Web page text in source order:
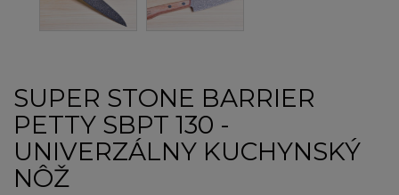
SUPER STONE BARRIER
PETTY SBPT 130 -
UNIVERZÁLNY KUCHYNSKÝ
NÔŽ